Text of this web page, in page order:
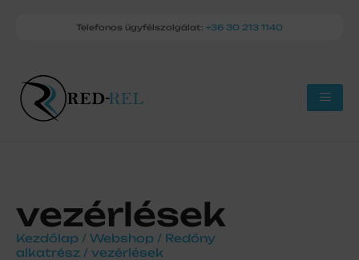
Telefonos ügyfélszolgálat: +36 30 213 1140
vezérlések
Kezdőlap / Webshop / Redőny
alkatrész / vezérlések